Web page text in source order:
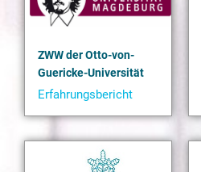
ZWW der Otto-von-
Guericke-Universität
Erfahrungsbericht